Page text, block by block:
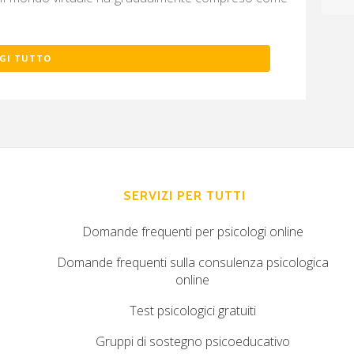
TUTTO
SERVIZI PER TUTTI
Domande frequenti per psicologi online
Domande frequenti sulla consulenza psicologica
online
Test psicologici gratuiti
Gruppi di sostegno psicoeducativo